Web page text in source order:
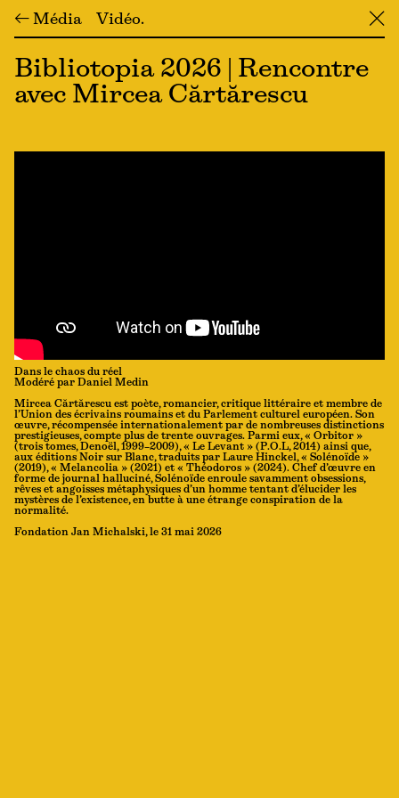
← Média Vidéo ╳
Bibliotopia 2026 | Rencontre
avec Mircea Cărtărescu
Dans le chaos du réel
Modéré par Daniel Medin
Mircea Cărtărescu est poète, romancier, critique littéraire et membre de
l’Union des écrivains roumains et du Parlement culturel européen. Son
œuvre, récompensée internationalement par de nombreuses distinctions
prestigieuses, compte plus de trente ouvrages. Parmi eux, « Orbitor »
(trois tomes, Denoël, 1999–2009), « Le Levant » (P.O.L, 2014) ainsi que,
aux éditions Noir sur Blanc, traduits par Laure Hinckel, « Solénoïde »
(2019), « Melancolia » (2021) et « Théodoros » (2024). Chef d’œuvre en
forme de journal halluciné, Solénoïde enroule savamment obsessions,
rêves et angoisses métaphysiques d’un homme tentant d’élucider les
mystères de l’existence, en butte à une étrange conspiration de la
normalité.
Fondation Jan Michalski, le 31 mai 2026